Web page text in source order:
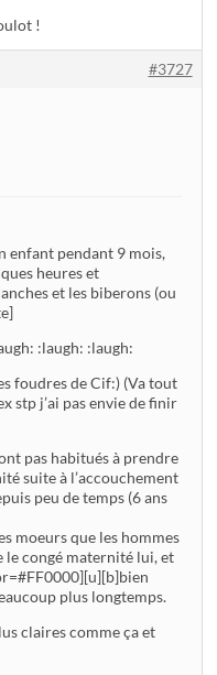
!
#3727
enfant pendant 9 mois,
heures et
et les biberons (ou
:laugh: :laugh:
foudres de Cif:) (Va tout
stp j’ai pas envie de finir
pas habitués à prendre
suite à l’accouchement
peu de temps (6 ans
moeurs que les hommes
le congé maternité lui, et
plus longtemps.
claires comme ça et